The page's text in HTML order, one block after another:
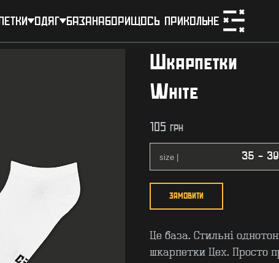
одяг базанаборищось прикольне
Шкарпетки
White
105 грн
ЗАМОВИТИ
Це база. Стильні
шкарпетки Цех. Просто